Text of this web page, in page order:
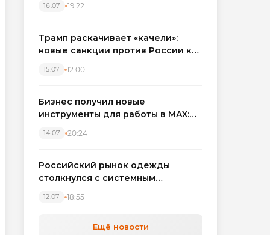
вырос на фоне подорожания
16.07 19:22
Трамп раскачивает «качели»:
новые санкции против России как
15.07 12:00
Бизнес получил новые
инструменты для работы в MAX:
автоматизируют обработку
14.07 20:24
Российский рынок одежды
столкнулся с системным
12.07 18:55
Ещё новости